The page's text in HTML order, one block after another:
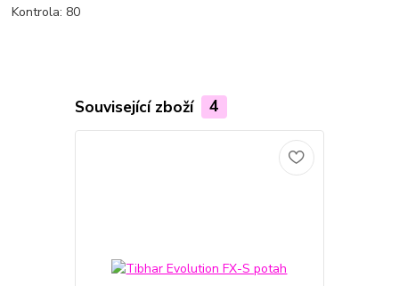
Kontrola: 80
Související zboží 4